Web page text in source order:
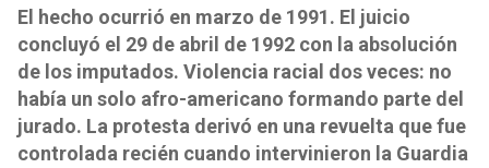
El hecho ocurrió en marzo de 1991. El juicio
concluyó el 29 de abril de 1992 con la absolución
de los imputados. Violencia racial dos veces: no
había un solo afro-americano formando parte del
jurado. La protesta derivó en una revuelta que fue
controlada recién cuando intervinieron la Guardia